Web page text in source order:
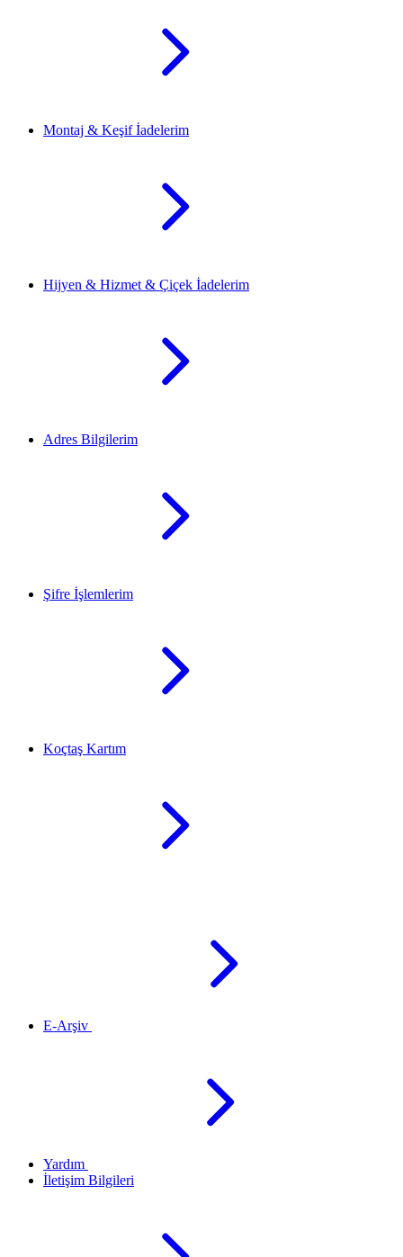
Montaj & Keşif İadelerim
Hijyen & Hizmet & Çiçek İadelerim
Adres Bilgilerim
Şifre İşlemlerim
Koçtaş Kartım
E-Arşiv
Yardım
İletişim Bilgileri